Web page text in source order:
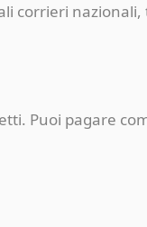
corrieri
Puoi pagare